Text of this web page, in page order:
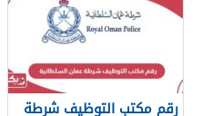
رقم مكتب التوظيف شرطة